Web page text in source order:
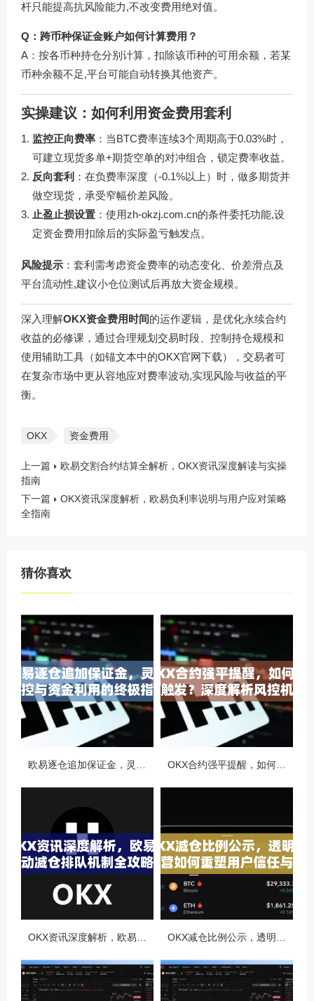
杆只能提高抗风险能力,不改变费用绝对值。
Q：跨币种保证金账户如何计算费用？
A：按各币种持仓分别计算，扣除该币种的可用余额，若某
币种余额不足,平台可能自动转换其他资产。
实操建议：如何利用资金费用套利
监控正向费率 ：当BTC费率连续3个周期高于0.03%时，
可建立现货多单+期货空单的对冲组合，锁定费率收益。
反向套利 ：在负费率深度（-0.1%以上）时，做多期货并
做空现货，承受窄幅价差风险。
止盈止损设置 ：使用zh-okzj.com.cn的条件委托功能,设
定资金费用扣除后的实际盈亏触发点。
风险提示 ：套利需考虑资金费率的动态变化、价差滑点及
平台流动性,建议小仓位测试后再放大资金规模。
深入理解OKX资金费用时间的运作逻辑，是优化永续合约
收益的必修课，通过合理规划交易时段、控制持仓规模和
使用辅助工具（如锚文本中的OKX官网下载），交易者可
在复杂市场中更从容地应对费率波动,实现风险与收益的平
衡。
OKX 资金费用
上一篇
欧易交割合约结算全解析，OKX资讯深度解读与实操
指南
下一篇
OKX资讯深度解析，欧易负利率说明与用户应对策略
全指南
猜你喜欢